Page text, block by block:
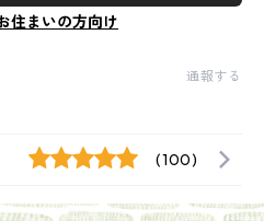
住まいの方向け
通報する
(100)